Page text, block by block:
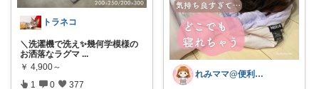
トラネコ
＼洗濯機で洗え✨幾何学模様の
お洒落なラグマ ...
￥ 4,900～
1 0 377
れみママ@便利雑貨¸¸kids